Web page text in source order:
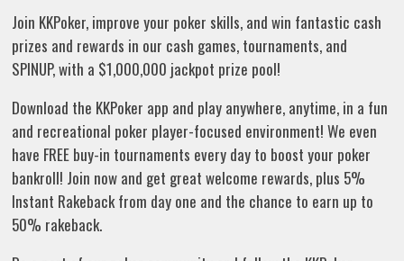
Join KKPoker, improve your poker skills, and win fantastic cash
prizes and rewards in our cash games, tournaments, and
SPINUP, with a $1,000,000 jackpot prize pool!
Download the KKPoker app and play anywhere, anytime, in a fun
and recreational poker player-focused environment! We even
have FREE buy-in tournaments every day to boost your poker
bankroll! Join now and get great welcome rewards, plus 5%
Instant Rakeback from day one and the chance to earn up to
50% rakeback.